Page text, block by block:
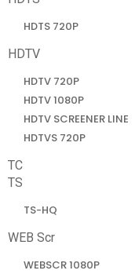
HDTS 720P
HDTV
HDTV 720P
HDTV 1080P
HDTV SCREENER LINE
HDTVS 720P
TC
TS
TS-HQ
WEB Scr
WEBSCR 1080P